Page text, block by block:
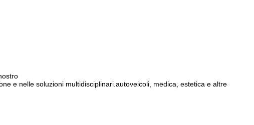
e nelle soluzioni multidisciplinari.autoveicoli, medica, estetica e altre